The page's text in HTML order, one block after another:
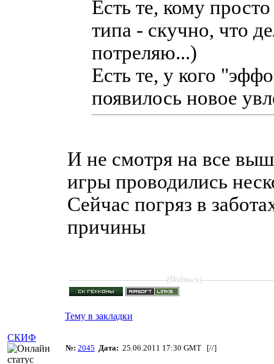
Есть те, кому
типа - скучно, что
потреляю...)
Есть те, у кого
появилось новое
И не смотря на все
игры проводились
Сейчас погряз в
причины
(Подпись)
Тему в закладки
СКИФ
№: 2045 Дата: 25.06.2011 17:30 GMT [//]